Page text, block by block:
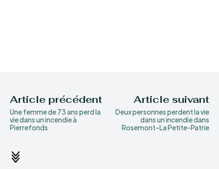
Article précédent
Une femme de 73 ans perd la
vie dans un incendie à
Pierrefonds
Article suivant
Deux personnes perdent la vie
dans un incendie dans
Rosemont–La Petite-Patrie